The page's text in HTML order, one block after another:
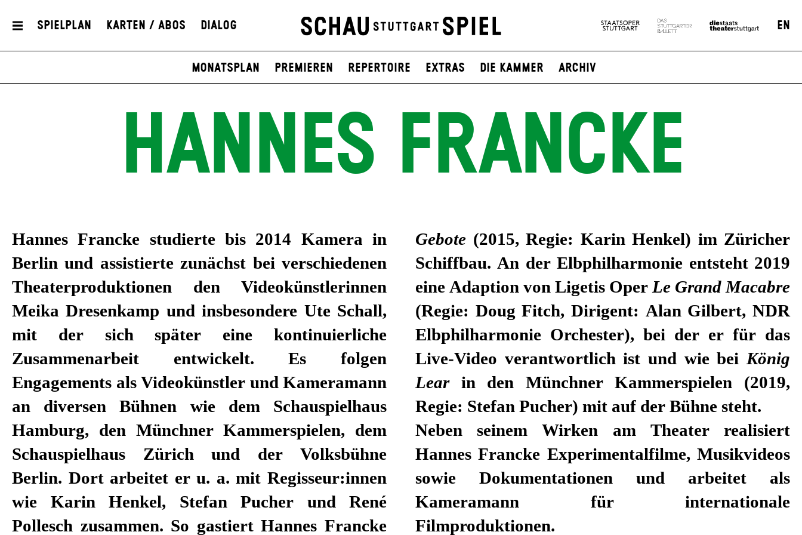
Spielplan Karten / Abos Dialog EN
Monatsplan Premieren Repertoire Extras Die Kammer Archiv
HANNES FRANCKE
Hannes Francke studierte bis 2014 Kamera in
Berlin und assistierte zunächst bei verschiedenen
Theaterproduktionen den Videokünstlerinnen
Meika Dresenkamp und insbesondere Ute Schall,
mit der sich später eine kontinuierliche
Zusammenarbeit entwickelt. Es folgen
Engagements als Videokünstler und Kameramann
an diversen Bühnen wie dem Schauspielhaus
Hamburg, den Münchner Kammerspielen, dem
Schauspielhaus Zürich und der Volksbühne
Berlin. Dort arbeitet er u. a. mit Regisseur:innen
wie Karin Henkel, Stefan Pucher und René
Pollesch zusammen. So gastiert Hannes Francke
Gebote (2015, Regie: Karin Henkel) im Züricher
Schiffbau. An der Elbphilharmonie entsteht 2019
eine Adaption von Ligetis Oper Le Grand Macabre
(Regie: Doug Fitch, Dirigent: Alan Gilbert, NDR
Elbphilharmonie Orchester), bei der er für das
Live-Video verantwortlich ist und wie bei König
Learin den Münchner Kammerspielen (2019,
Regie: Stefan Pucher) mit auf der Bühne steht.
Neben seinem Wirken am Theater realisiert
Hannes Francke Experimentalfilme, Musikvideos
sowie Dokumentationen und arbeitet als
Kameramann für internationale
Filmproduktionen.